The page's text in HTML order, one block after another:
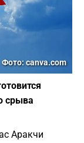
Фото: canva.com
срыва
Аракчи